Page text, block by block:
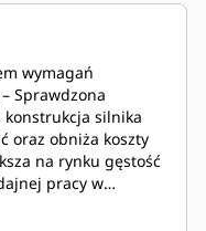
wymagań
Sprawdzona
konstrukcja silnika
oraz obniża koszty
na rynku gęstość
pracy w